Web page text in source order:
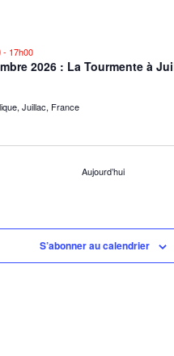
2026 : La Tourmente à
- 17h00
Juillac, France
Aujourd’hui
S’abonner au calendrier